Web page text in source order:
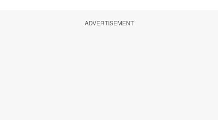
ADVERTISEMENT